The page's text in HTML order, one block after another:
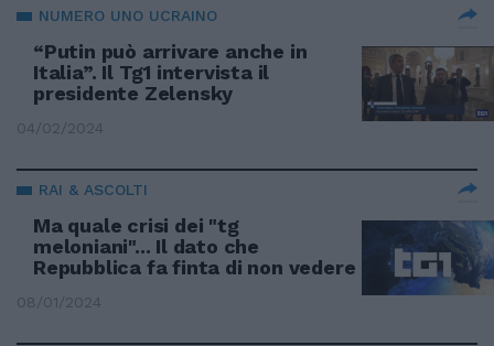
NUMERO UNO UCRAINO
“Putin può arrivare anche in
Italia”. Il Tg1 intervista il
presidente Zelensky
04/02/2024
RAI & ASCOLTI
Ma quale crisi dei "tg
meloniani"... Il dato che
Repubblica fa finta di non vedere
08/01/2024